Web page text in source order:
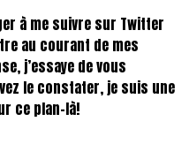
à me suivre sur Twitter
au courant de mes
j’essaye de vous
le constater, je suis une
ce plan-là!